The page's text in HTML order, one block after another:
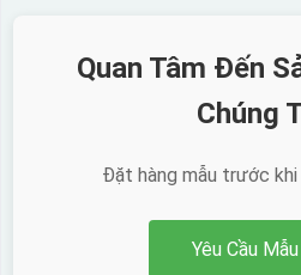
Quan Tâm Đến
Chúng
Đặt hàng mẫu trước
Yêu Cầu